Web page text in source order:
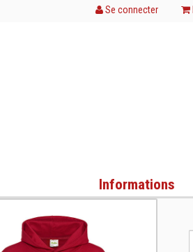
Se connecter
Informations